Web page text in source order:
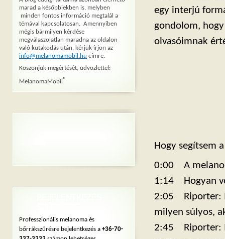
egy interjú
gondolom,
olvasóimnak
Hogy segítsem
0:00 A
1:14 Hogyan
2:05 Riporter:
milyen súlyos,
2:45 Riporter:
marad a későbbiekben is, melyben
minden fontos információ megtalál a
témával kapcsolatosan. Amennyiben
mégis bármilyen kérdése
megválaszolatlan maradna az oldalon
való kutakodás után, kérjük írjon az
info@melanomamobil.hu címre.
Köszönjük megértését, üdvözlettel:
MelanomaMobil®
Professzionális melanoma és
bőrrákszűrésre bejelentkezés a +36-70-